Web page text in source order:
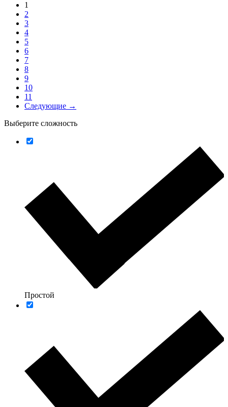
1
2
3
4
5
6
7
8
9
10
11
Следующие →
Выберите сложность
Простой